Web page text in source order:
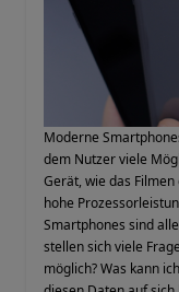
Moderne
dem Nutzer viele
Gerät, wie das
hohe
Smartphones sind
stellen sich viele
möglich? Was kann